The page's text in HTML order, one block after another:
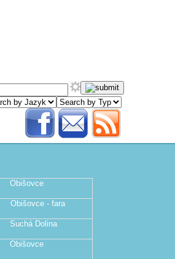
Obišovce
Obišovce - fara
Suchá Dolina
Obišovce